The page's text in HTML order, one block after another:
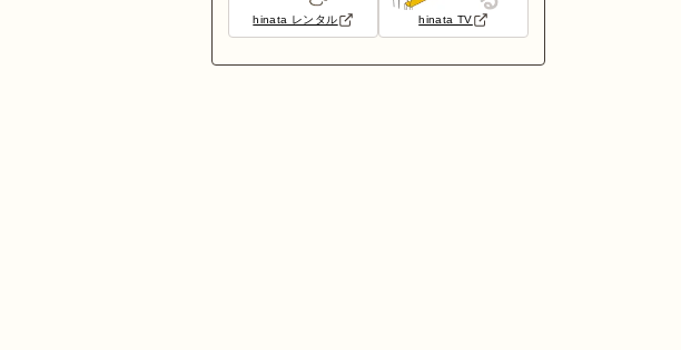
hinata レンタル hinata TV